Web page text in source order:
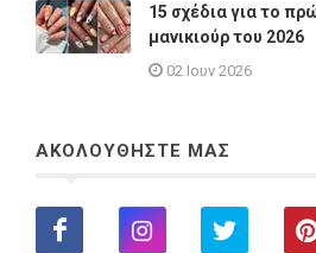
15 σχέδια για το
μανικιούρ του 2026
02 Ιουν 2026
ΑΚΟΛΟΥΘΗΣΤΕ ΜΑΣ